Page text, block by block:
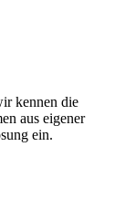
kennen die
aus eigener
ein.